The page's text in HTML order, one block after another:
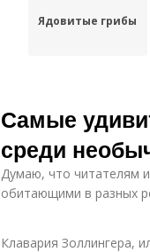
Ядовитые грибы
Самые
среди
Думаю, что читателям
обитающими в разных
Клавария Золлингера,